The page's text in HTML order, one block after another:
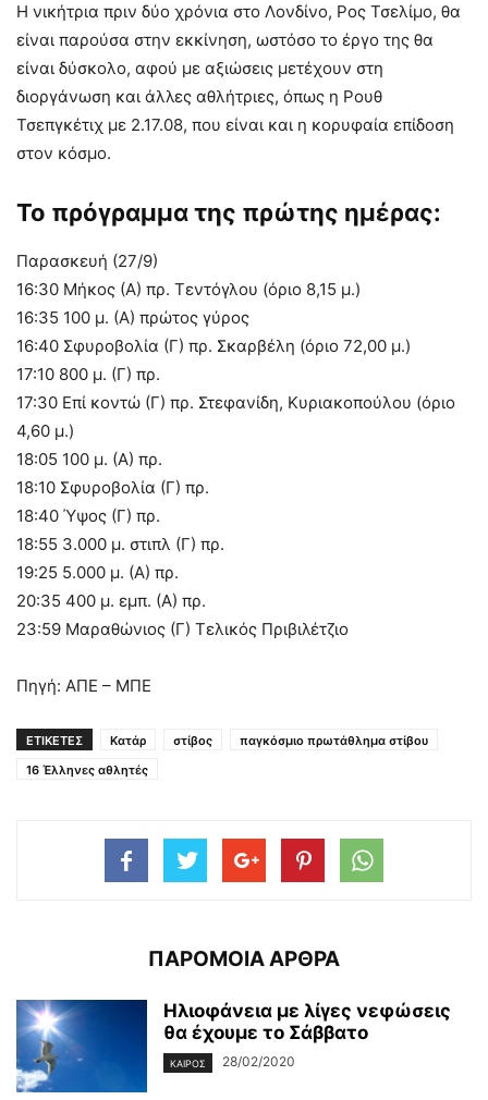
Η νικήτρια πριν δύο χρόνια στο Λονδίνο, Ρος Τσελίμο, θα
είναι παρούσα στην εκκίνηση, ωστόσο το έργο της θα
είναι δύσκολο, αφού με αξιώσεις μετέχουν στη
διοργάνωση και άλλες αθλήτριες, όπως η Ρουθ
Τσεπγκέτιχ με 2.17.08, που είναι και η κορυφαία επίδοση
στον κόσμο.
Το πρόγραμμα της πρώτης ημέρας:
Παρασκευή (27/9)
16:30 Μήκος (Α) πρ. Τεντόγλου (όριο 8,15 μ.)
16:35 100 μ. (Α) πρώτος γύρος
16:40 Σφυροβολία (Γ) πρ. Σκαρβέλη (όριο 72,00 μ.)
17:10 800 μ. (Γ) πρ.
17:30 Επί κοντώ (Γ) πρ. Στεφανίδη, Κυριακοπούλου (όριο
4,60 μ.)
18:05 100 μ. (Α) πρ.
18:10 Σφυροβολία (Γ) πρ.
18:40 Ύψος (Γ) πρ.
18:55 3.000 μ. στιπλ (Γ) πρ.
19:25 5.000 μ. (Α) πρ.
20:35 400 μ. εμπ. (Α) πρ.
23:59 Μαραθώνιος (Γ) Τελικός Πριβιλέτζιο
Πηγή: ΑΠΕ – ΜΠΕ
ΕΤΙΚΕΤΕΣ Κατάρ στίβος
παγκόσμιο πρωτάθλημα στίβου
16 Έλληνες αθλητές
ΠΑΡΟΜΟΙΑ ΑΡΘΡΑ
Ηλιοφάνεια με λίγες νεφώσεις
θα έχουμε το Σάββατο
ΚΑΙΡΌΣ 28/02/2020